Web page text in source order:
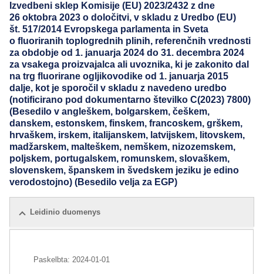
Izvedbeni sklep Komisije (EU) 2023/2432 z dne
26 oktobra 2023 o določitvi, v skladu z Uredbo (EU)
št. 517/2014 Evropskega parlamenta in Sveta
o fluoriranih toplogrednih plinih, referenčnih vrednosti
za obdobje od 1. januarja 2024 do 31. decembra 2024
za vsakega proizvajalca ali uvoznika, ki je zakonito dal
na trg fluorirane ogljikovodike od 1. januarja 2015
dalje, kot je sporočil v skladu z navedeno uredbo
(notificirano pod dokumentarno številko C(2023) 7800)
(Besedilo v angleškem, bolgarskem, češkem,
danskem, estonskem, finskem, francoskem, grškem,
hrvaškem, irskem, italijanskem, latvijskem, litovskem,
madžarskem, malteškem, nemškem, nizozemskem,
poljskem, portugalskem, romunskem, slovaškem,
slovenskem, španskem in švedskem jeziku je edino
verodostojno) (Besedilo velja za EGP)
Leidinio duomenys
Paskelbta: 2024-01-01